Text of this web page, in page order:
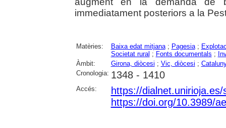
immediatament posteriors a la
Matèries: Baixa edat mitjana; Pagesia;
Societat rural ; Fonts documentals ;
Àmbit:
Girona, diòcesi ; Vic, diòcesi ;
Cronologia: 1348 - 1410
Accés:
https://
https://doi.org/10.3989/